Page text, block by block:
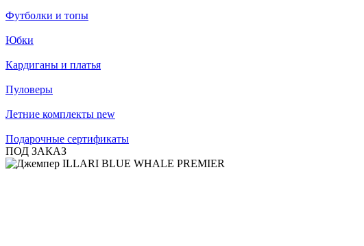
Футболки и топы
Юбки
Кардиганы и платья
Пуловеры
Летние комплекты new
Подарочные сертификаты
ПОД ЗАКАЗ